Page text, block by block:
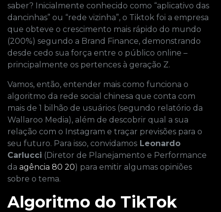
saber? Inicialmente conhecido como “aplicativo das
dancinhas” ou “rede vizinha”, o Tiktok foi a empresa
que obteve o crescimento mais rápido do mundo
(200%) segundo a Brand Finance, demonstrando
desde cedo sua força entre o público online –
principalmente os pertences à geração Z.
Vamos, então, entender mais como funciona o
algoritmo da rede social chinesa que conta com
mais de 1 bilhão de usuários (segundo relatório da
Wallaroo Media), além de descobrir qual a sua
relação com o Instagram e traçar previsões para o
seu futuro. Para isso, convidamos Leonardo
Carlucci (Diretor de Planejamento e Performance
da agência 80 20) para emitir algumas opiniões
sobre o tema.
Algoritmo do TikTok